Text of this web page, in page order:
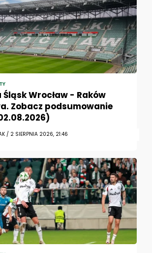
Wrocław - Raków
Zobacz podsumowanie
/ 2 SIERPNIA 2026, 21:46